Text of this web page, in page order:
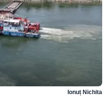
Ionuț Nichita